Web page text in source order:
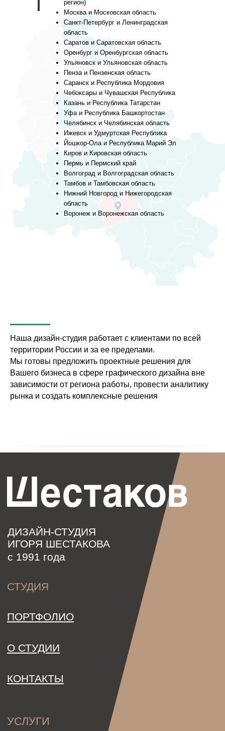
регион)
Москва и Московская область
Санкт-Петербург и Ленинградская
область
Саратов и Саратовская область
Оренбург и Оренбургская область
Ульяновск и Ульяновская область
Пенза и Пензенская область
Саранск и Республика Мордовия
Чебоксары и Чувашская Республика
Казань и Республика Татарстан
Уфа и Республика Башкортостан
Челябинск и Челябинская область
Ижевск и Удмуртская Республика
Йошкор-Ола и Республика Марий Эл
Киров и Кировская область
Пермь и Пермский край
Волгоград и Волгоградская область
Тамбов и Тамбовская область
Нижний Новгород и Нижегородская
область
Воронеж и Воронежская область
Наша дизайн-студия работает с клиентами по всей
территории России и за ее пределами.
Мы готовы предложить проектные решения для
Вашего бизнеса в сфере графического дизайна вне
зависимости от региона работы, провести аналитику
рынка и создать комплексные решения
Разработка логотипа
г. Самара,
+7 927 207 1406
Регистрация
товарного знака
О СТУДИИ
КОНТАКТЫ
DProfile Telegram
УСЛУГИ
Behance
Workspace